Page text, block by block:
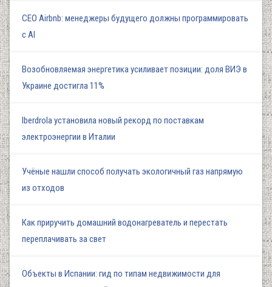
СЕО Airbnb: менеджеры будущего должны программировать
с AI
Возобновляемая энергетика усиливает позиции: доля ВИЭ в
Украине достигла 11%
Iberdrola установила новый рекорд по поставкам
электроэнергии в Италии
Учёные нашли способ получать экологичный газ напрямую
из отходов
Как приручить домашний водонагреватель и перестать
переплачивать за свет
Объекты в Испании: гид по типам недвижимости для